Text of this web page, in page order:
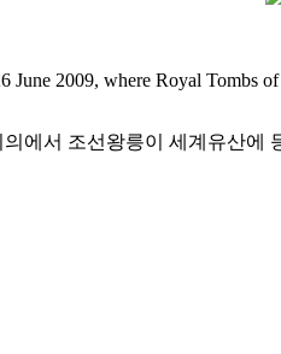
2009, where Royal Tombs
에서 조선왕릉이 세계유산에